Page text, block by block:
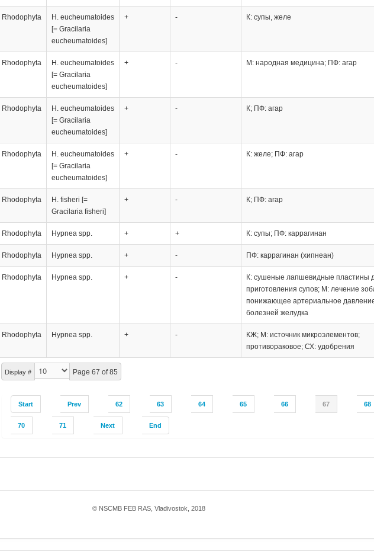
Display # Page 67 of 85
Start Prev 62 63 64 65 66 67 68
70 71 Next End
Rhodophyta
H. eucheumatoides
[= Gracilaria
eucheumatoides]
+ - К: супы, желе
Rhodophyta
H. eucheumatoides
[= Gracilaria
eucheumatoides]
+ - М: народная медицина; ПФ: агар
Rhodophyta
H. eucheumatoides
[= Gracilaria
eucheumatoides]
+ - К; ПФ: агар
Rhodophyta
H. eucheumatoides
[= Gracilaria
eucheumatoides]
+ - К: желе; ПФ: агар
Rhodophyta
H. fisheri [=
Gracilaria fisheri]
+ - К; ПФ: агар
Rhodophyta Hypnea spp. + + К: супы; ПФ: каррагинан
Rhodophyta Hypnea spp. + - ПФ: каррагинан (хипнеан)
Rhodophyta Hypnea spp. + -
К: сушеные лапшевидные пластины
приготовления супов; М: лечение
понижающее артериальное
болезней желудка
Rhodophyta Hypnea spp. + -
КЖ; М: источник микроэлементов;
противораковое; СХ: удобрения
© NSCMB FEB RAS, Vladivostok, 2018